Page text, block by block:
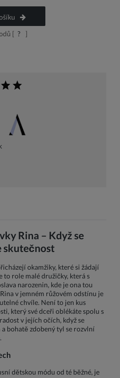
[ ?
]
Rina – Když se
skutečnost
okamžiky, které si žádají
to role malé družičky, která s
narozenin, kde je ona tou
v jemném růžovém odstínu je
chvíle. Není to jen kus
který své dceři oblékáte spolu s
v jejích očích, když se
bohatě zdobený tyl se rozvlní
dětskou módu od té běžné, je